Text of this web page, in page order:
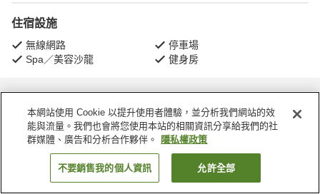
住宿設施
無線網路
停車場
Spa／美容沙龍
健身房
首頁 馬來西亞 柔佛 Johor Bahru 新山阿瑪瑞酒店
找客房
本網站使用 Cookie 以提升使用者體驗，並分析我們網站的效
能與流量。我們也會將您使用本站的相關資訊分享給我們的社
群媒體、廣告和分析合作夥伴。
隱私權政策
不要銷售我的個人資訊 允許全部